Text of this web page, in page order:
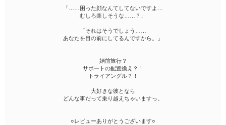
「……困った顔なんてしてないですよ…
むしろ楽しそうな……？」
「それはそうでしょう……
あなたを目の前にしてるんですから。」
婚前旅行？
サポートの配置換え？！
トライアングル？！
大好きな彼となら
どんな事だって乗り越えちゃいますっ。
○レビューありがとうございます○